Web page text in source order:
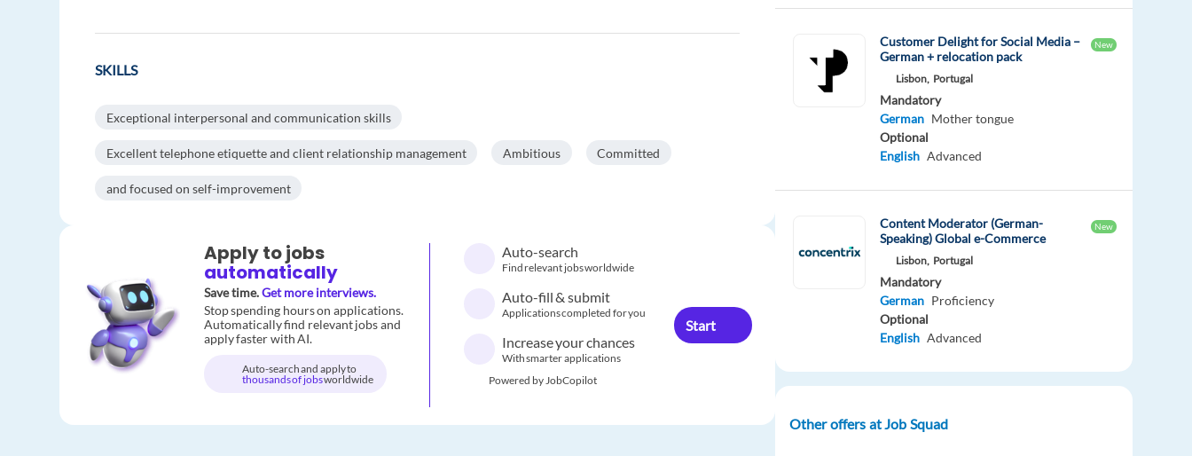
SKILLS
Exceptional interpersonal and communication skills
Excellent telephone etiquette and client relationship management Ambitious Committed
and focused on self-improvement
Apply to jobs
automatically
Save time.Get more interviews.
Stop spending hours on applications.
Automatically find relevant jobs and
apply faster with AI.
Auto-search and apply to
thousands of jobsworldwide
Auto-search
Find relevant jobs worldwide
Auto-fill & submit
Applications completed for you
Increase your chances
With smarter applications
Powered by JobCopilot
Start
Customer Delight for Social Media –
German + relocation pack
New
Lisbon, Portugal
Mandatory
German Mother tongue
Optional
English Advanced
Content Moderator (German-
Speaking) Global e-Commerce
New
Lisbon, Portugal
Mandatory
German Proficiency
Optional
English Advanced
Other offers at Job Squad